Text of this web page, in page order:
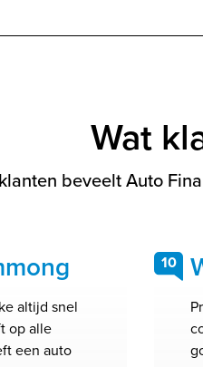
Wat
beveelt Auto
altijd snel
op alle
een auto
10